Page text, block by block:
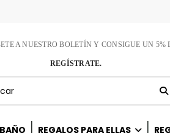
A NUESTRO BOLETÍN Y CONSIGUE UN 5%
REGÍSTRATE.
BAÑO REGALOS PARA ELLAS